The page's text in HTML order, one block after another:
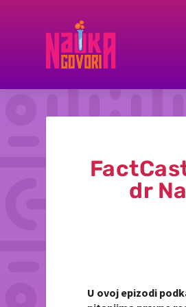
dr
U ovoj epizodi